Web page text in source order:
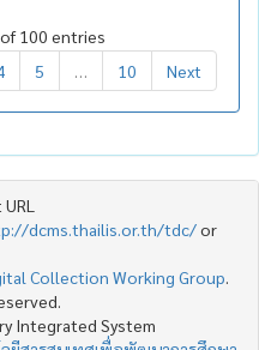
100 entries
5 10 Next
dcms.thailis.or.th/tdc/or
Collection Working Group
Integrated System